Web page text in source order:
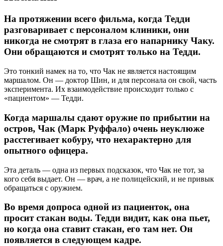
На протяжении всего фильма, когда Тедди
разговаривает с персоналом клиники, они
никогда не смотрят в глаза его напарнику Чаку.
Они обращаются и смотрят только на Тедди.
Это тонкий намек на то, что Чак не является настоящим
маршалом. Он — доктор Шин, и для персонала он свой, часть
эксперимента. Их взаимодействие происходит только с
«пациентом» — Тедди.
Когда маршалы сдают оружие по прибытии на
остров, Чак (Марк Руффало) очень неуклюже
расстегивает кобуру, что нехарактерно для
опытного офицера.
Эта деталь — одна из первых подсказок, что Чак не тот, за
кого себя выдает. Он — врач, а не полицейский, и не привык
обращаться с оружием.
Во время допроса одной из пациенток, она
просит стакан воды. Тедди видит, как она пьет,
но когда она ставит стакан, его там нет. Он
появляется в следующем кадре.